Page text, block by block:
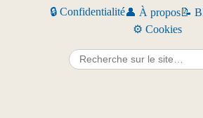
🔒 Confidentialité👤 À propos📝
⚙️ Cookies